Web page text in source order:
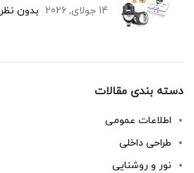
14 جولای, 2026
بدون نظر
دسته بندی مقالات
اطلاعات عمومی
طراحی داخلی
نور و روشنایی